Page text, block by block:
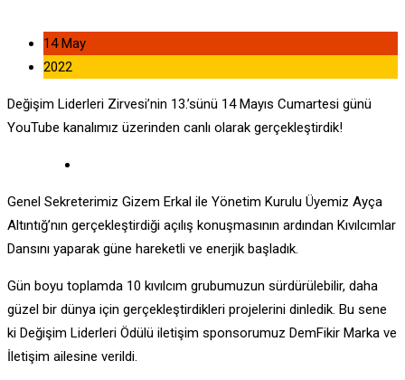
14 May
2022
Değişim Liderleri Zirvesi’nin 13.’sünü 14 Mayıs Cumartesi günü
YouTube kanalımız üzerinden canlı olarak gerçekleştirdik!
Genel Sekreterimiz Gizem Erkal ile Yönetim Kurulu Üyemiz Ayça
Altıntığ’nın gerçekleştirdiği açılış konuşmasının ardından Kıvılcımlar
Dansını yaparak güne hareketli ve enerjik başladık.
Gün boyu toplamda 10 kıvılcım grubumuzun sürdürülebilir, daha
güzel bir dünya için gerçekleştirdikleri projelerini dinledik. Bu sene
ki Değişim Liderleri Ödülü iletişim sponsorumuz DemFikir Marka ve
İletişim ailesine verildi.